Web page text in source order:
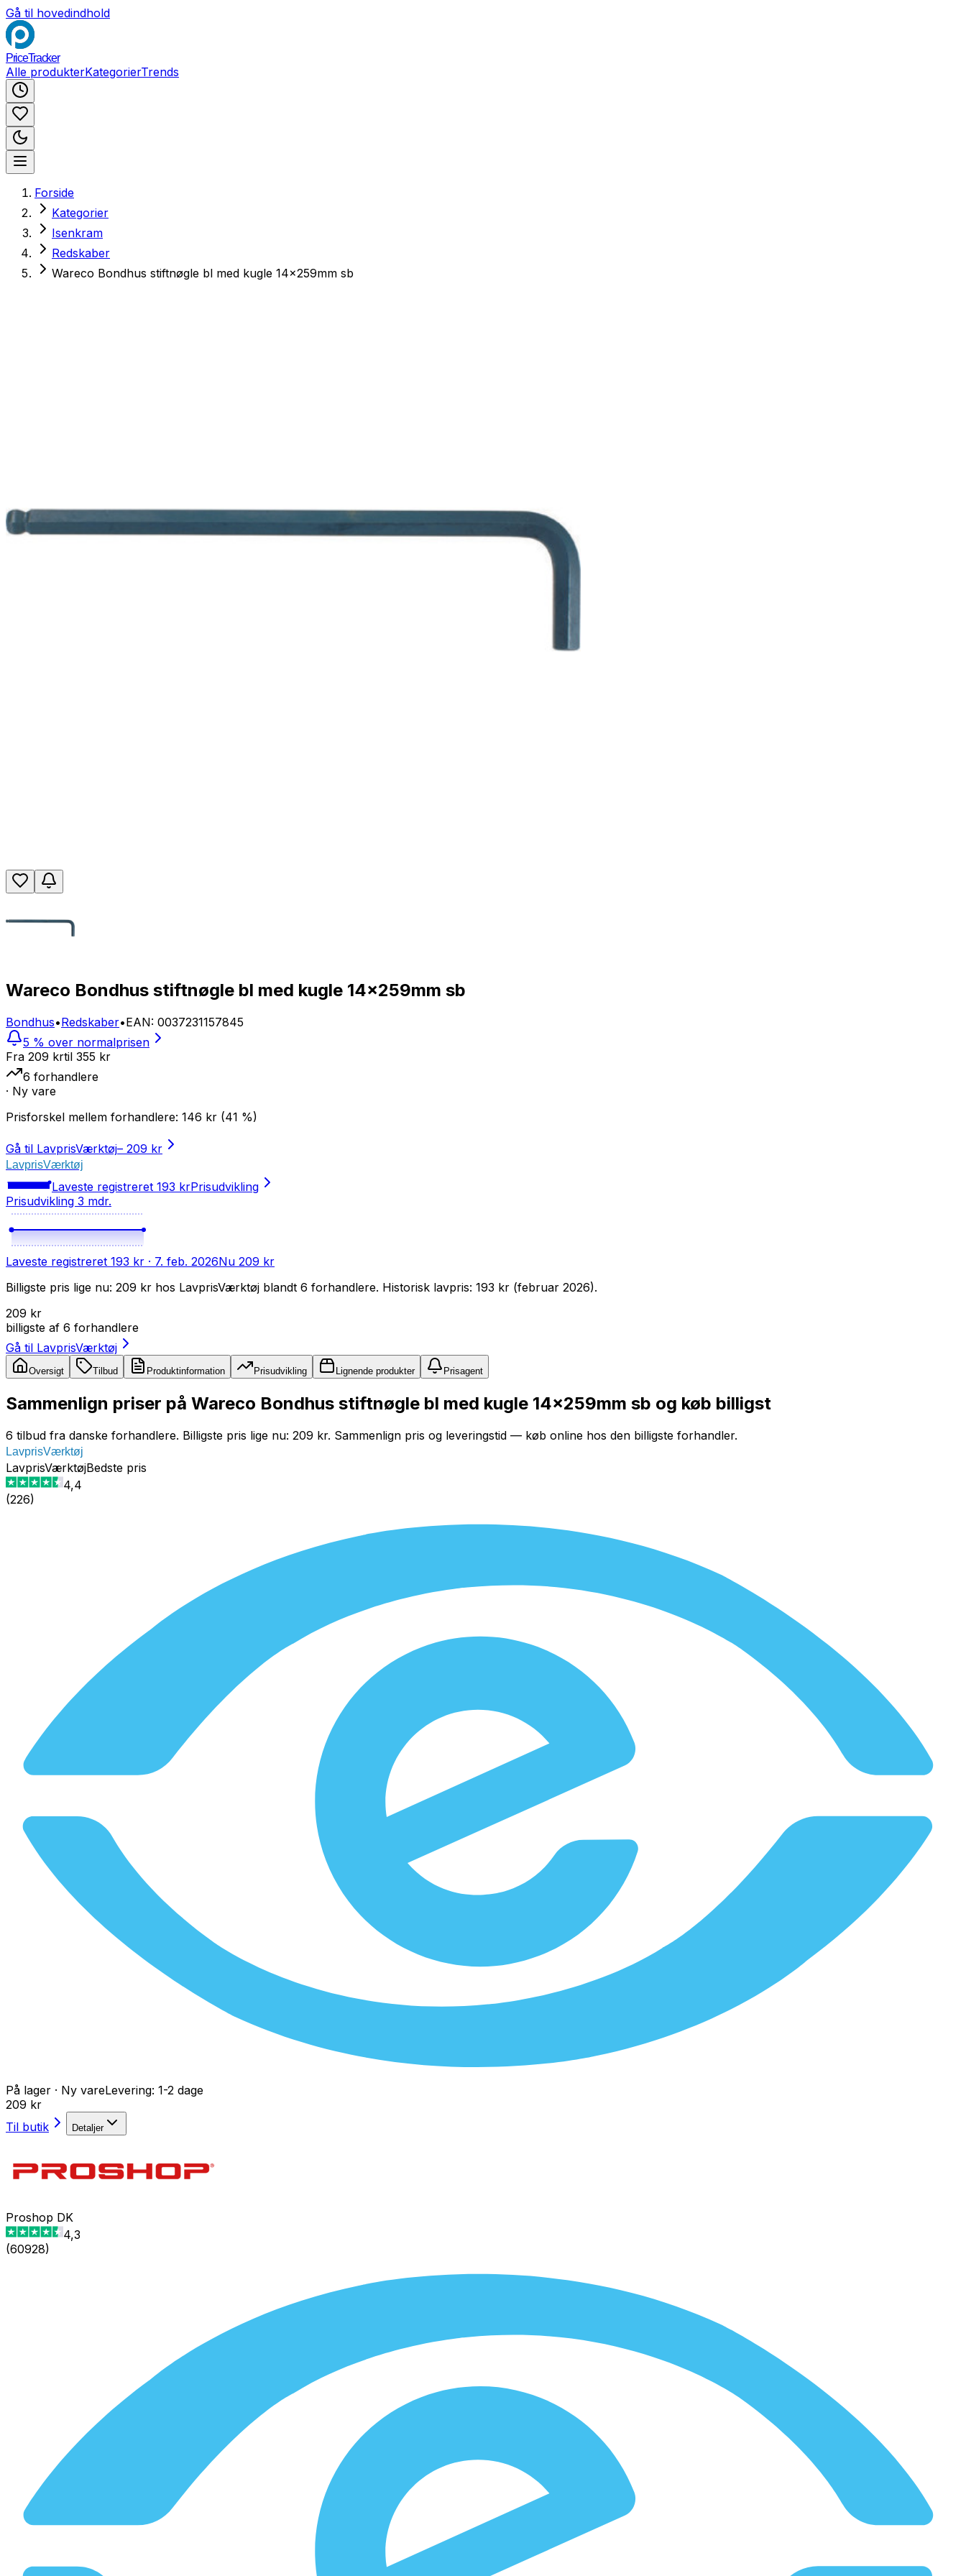
Gå til hovedindhold
PriceTracker
Alle produkterKategorierTrends
Forside
Kategorier
Isenkram
Redskaber
Wareco Bondhus stiftnøgle bl med kugle 14x259mm sb
Wareco Bondhus stiftnøgle bl med kugle 14x259mm sb
Bondhus•Redskaber•EAN: 0037231157845
5 % over normalprisen
Fra 209 krtil 355 kr
6 forhandlere
· Ny vare
Prisforskel mellem forhandlere: 146 kr (41 %)
Gå til LavprisVærktøj– 209 kr
LavprisVærktøj
Laveste registreret 193 krPrisudvikling
Prisudvikling 3 mdr.
Laveste registreret 193 kr · 7. feb. 2026Nu 209 kr
Billigste pris lige nu: 209 kr hos LavprisVærktøj blandt 6 forhandlere. Historisk lavpris: 193 kr (februar 2026).
209 kr
billigste af 6 forhandlere
Gå til LavprisVærktøj
Oversigt Tilbud Produktinformation Prisudvikling Lignende produkter Prisagent
Sammenlign priser på Wareco Bondhus stiftnøgle bl med kugle 14x259mm sb og køb billigst
6 tilbud fra danske forhandlere. Billigste pris lige nu: 209 kr. Sammenlign pris og leveringstid — køb online hos den billigste forhandler.
LavprisVærktøj
LavprisVærktøjBedste pris
4,4
(226)
På lager · Ny vareLevering: 1-2 dage
209 kr
Til butik
Detaljer
Proshop DK
4,3
(60928)